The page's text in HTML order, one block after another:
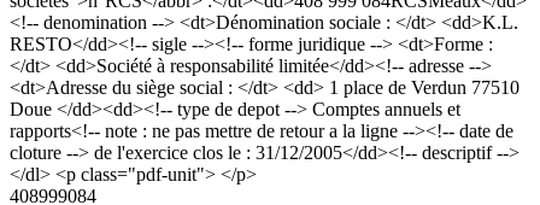
<!-- denomination --> <dt>Dénomination sociale : </dt> <dd>K.L.
RESTO</dd><!-- sigle --><!-- forme juridique --> <dt>Forme :
</dt> <dd>Société à responsabilité limitée</dd><!-- adresse -->
<dt>Adresse du siège social : </dt> <dd> 1 place de Verdun 77510
Doue </dd><dd><!-- type de depot --> Comptes annuels et
rapports<!-- note : ne pas mettre de retour a la ligne --><!-- date de
cloture --> de l'exercice clos le : 31/12/2005</dd><!-- descriptif -->
</dl> <p class="pdf-unit"> </p>
408999084